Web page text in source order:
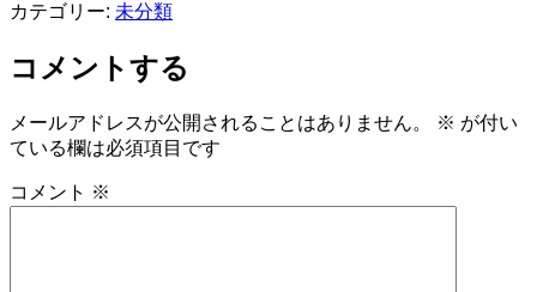
カテゴリー: 未分類
コメントする
メールアドレスが公開されることはありません。 ※ が付い
ている欄は必須項目です
コメント ※